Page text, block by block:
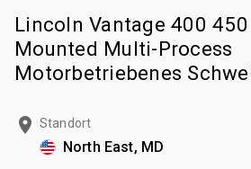
Lincoln Vantage 400
Mounted Multi-Process
Motorbetriebenes
Standort
North East, MD